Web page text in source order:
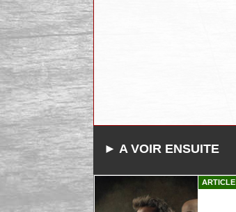
► A VOIR ENSUITE
ARTICLE